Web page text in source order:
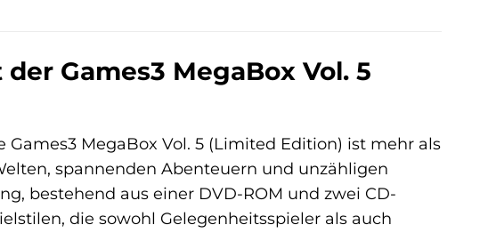
Games3 MegaBox Vol. 5
MegaBox Vol. 5 (Limited Edition) ist mehr als
spannenden Abenteuern und unzähligen
bestehend aus einer DVD-ROM und zwei CD-
die sowohl Gelegenheitsspieler als auch